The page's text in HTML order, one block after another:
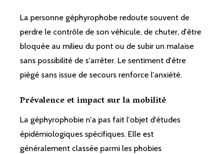
La personne géphyrophobe redoute souvent de
perdre le contrôle de son véhicule, de chuter, d'être
bloquée au milieu du pont ou de subir un malaise
sans possibilité de s'arrêter. Le sentiment d'être
piégé sans issue de secours renforce l'anxiété.
Prévalence et impact sur la mobilité
La géphyrophobie n'a pas fait l'objet d'études
épidémiologiques spécifiques. Elle est
généralement classée parmi les phobies